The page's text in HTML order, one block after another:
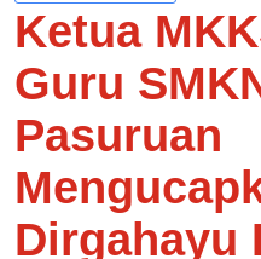
Ketua
Guru
Pasuruan
Dirgahayu